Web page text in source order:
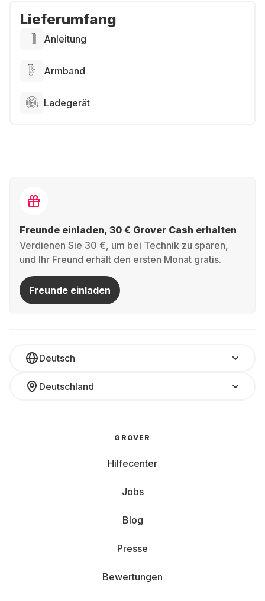
Lieferumfang
Anleitung
Armband
Ladegerät
Freunde einladen, 30 € Grover Cash erhalten
Verdienen Sie 30 €, um bei Technik zu sparen,
und Ihr Freund erhält den ersten Monat gratis.
Freunde einladen
Deutsch
Deutschland
GROVER
Hilfecenter
Jobs
Blog
Presse
Bewertungen